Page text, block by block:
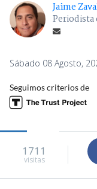
Jaime
Sábado 08 Agosto,
Seguimos criterios de
1711
visitas